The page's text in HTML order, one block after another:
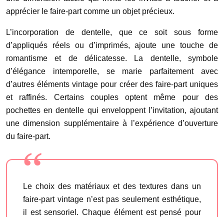
apprécier le faire-part comme un objet précieux.
L’incorporation de dentelle, que ce soit sous forme
d’appliqués réels ou d’imprimés, ajoute une touche de
romantisme et de délicatesse. La dentelle, symbole
d’élégance intemporelle, se marie parfaitement avec
d’autres éléments vintage pour créer des faire-part uniques
et raffinés. Certains couples optent même pour des
pochettes en dentelle qui enveloppent l’invitation, ajoutant
une dimension supplémentaire à l’expérience d’ouverture
du faire-part.
Le choix des matériaux et des textures dans un
faire-part vintage n’est pas seulement esthétique,
il est sensoriel. Chaque élément est pensé pour